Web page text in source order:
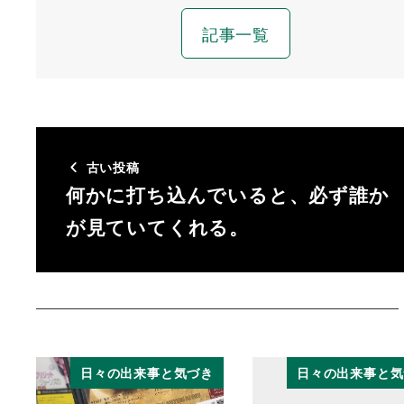
記事一覧
古い投稿
何かに打ち込んでいると、必ず誰か
が見ていてくれる。
日々の出来事と気づき 日々の出来事と